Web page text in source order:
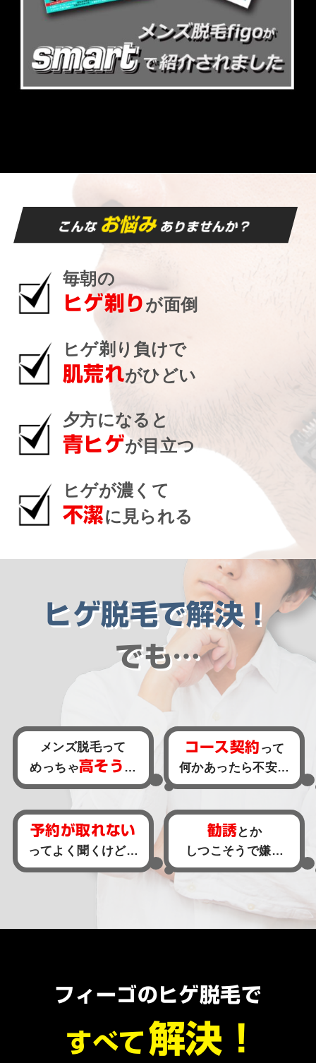
こんな お悩み ありませんか？
毎朝の
ヒゲ剃りが面倒
ヒゲ剃り負けで
肌荒れがひどい
夕方になると
青ヒゲが目立つ
ヒゲが濃くて
不潔に見られる
ヒゲ脱毛で解決！
でも…
メンズ脱毛って
めっちゃ高そう …
コース契約 って
何かあったら不安…
予約が取れない
ってよく聞くけど…
勧誘とか
しつこそうで嫌…
フィーゴのヒゲ脱毛で
すべて 解決！